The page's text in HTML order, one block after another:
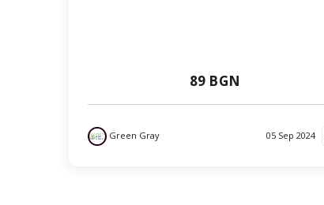
89 BGN
Green Gray 05 Sep 2024